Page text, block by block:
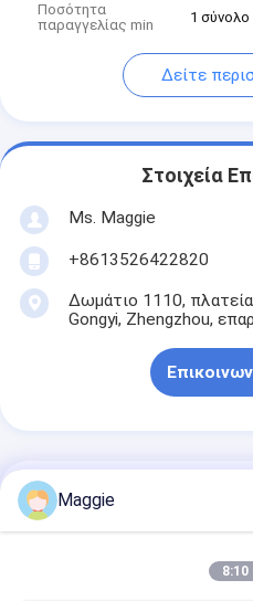
Ποσότητα
παραγγελίας min
1 σύνολο
Δείτε
Στοιχεία
Ms. Maggie
+8613526422820
Δωμάτιο 1110,
Gongyi, Zhengzhou,
Αποκτήστε Την
Maggie
8:10